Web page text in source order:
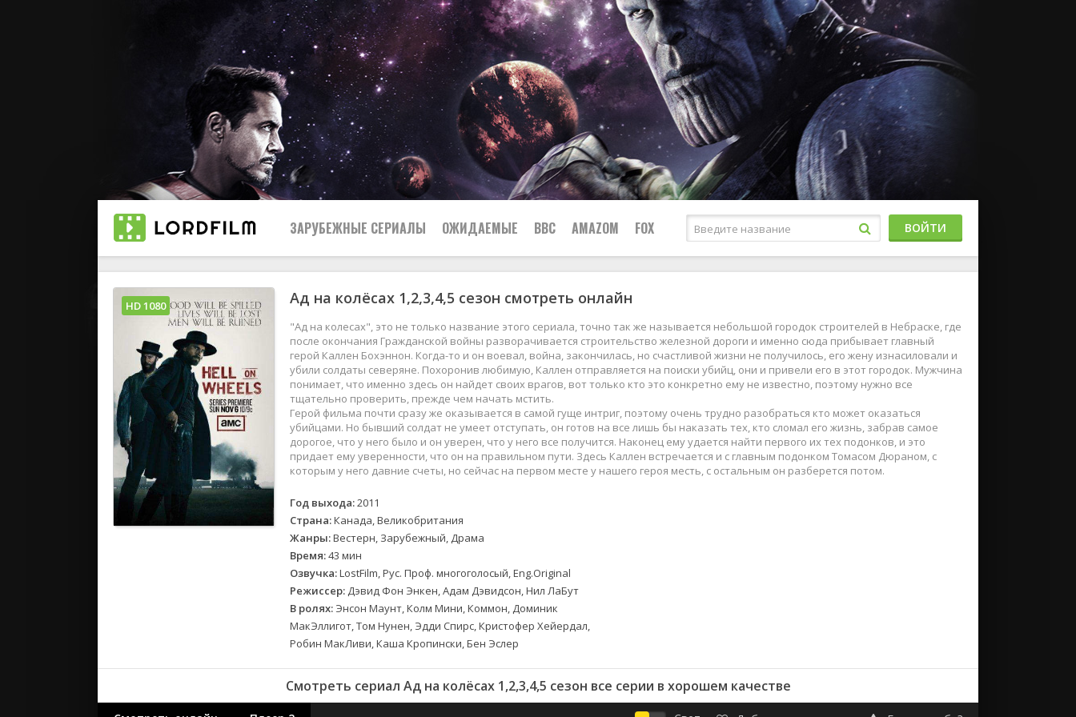
ЗАРУБЕЖНЫЕ СЕРИАЛЫ
Все
2019
2018
2017
Великобритания
Испания
Германия
Канада
Индия
Франция
Боевики
Приключения
Детективы
Драмы
Исторические
Криминальные
Мелодрамы
Ужасы
Военные
Семейные
Спортивные
Фэнтези
Netflix
HBO
ОЖИДАЕМЫЕ BBC AMAZOM FOX ВОЙТИ
Ад на колёсах 1,2,3,4,5 сезон смотреть онлайн
"Ад на колесах", это не только название этого сериала, точно так же называется небольшой городок строителей в Небраске, где
после окончания Гражданской войны разворачивается строительство железной дороги и именно сюда прибывает главный
герой Каллен Бохэннон. Когда-то и он воевал, война, закончилась, но счастливой жизни не получилось, его жену изнасиловали и
убили солдаты северяне. Похоронив любимую, Каллен отправляется на поиски убийц, они и привели его в этот городок. Мужчина
понимает, что именно здесь он найдет своих врагов, вот только кто это конкретно ему не известно, поэтому нужно все
тщательно проверить, прежде чем начать мстить.
Герой фильма почти сразу же оказывается в самой гуще интриг, поэтому очень трудно разобраться кто может оказаться
убийцами. Но бывший солдат не умеет отступать, он готов на все лишь бы наказать тех, кто сломал его жизнь, забрав самое
дорогое, что у него было и он уверен, что у него все получится. Наконец ему удается найти первого их тех подонков, и это
придает ему уверенности, что он на правильном пути. Здесь Каллен встречается и с главным подонком Томасом Дюраном, с
которым у него давние счеты, но сейчас на первом месте у нашего героя месть, с остальным он разберется потом.
Год выхода:2011
Страна:Канада, Великобритания
Жанры:Вестерн, Зарубежный, Драма
Время:43 мин
Озвучка:LostFilm, Рус. Проф. многоголосый, Eng.Original
Режиссер: Дэвид Фон Энкен, Адам Дэвидсон, Нил ЛаБут
В ролях: Энсон Маунт, Колм Мини, Коммон, Доминик
МакЭллигот, Том Нунен, Эдди Спирс, Кристофер Хейердал,
Робин МакЛиви, Каша Кропински, Бен Эслер
HD 1080
Смотреть сериал Ад на колёсах 1,2,3,4,5 сезон все серии в хорошем качестве